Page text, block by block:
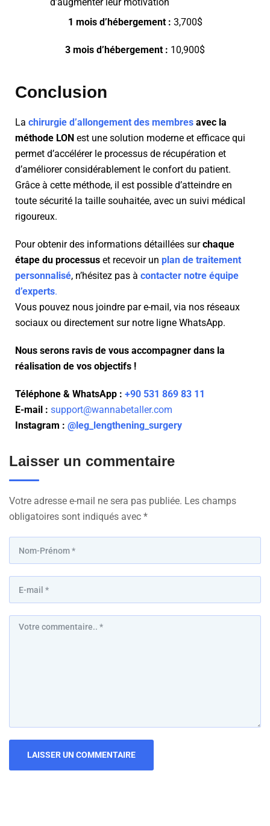
1 mois d’hébergement : 3,700$
3 mois d’hébergement : 10,900$
Conclusion
La chirurgie d’allongement des membres avec la
méthode LON est une solution moderne et efficace qui
permet d’accélérer le processus de récupération et
d’améliorer considérablement le confort du patient.
Grâce à cette méthode, il est possible d’atteindre en
toute sécurité la taille souhaitée, avec un suivi médical
rigoureux.
Pour obtenir des informations détaillées surchaque
étape du processus et recevoir un plan de traitement
personnalisé, n’hésitez pas à contacter notre équipe
d’experts.
Vous pouvez nous joindre par e-mail, via nos réseaux
sociaux ou directement sur notre ligne WhatsApp.
Nous serons ravis de vous accompagner dans la
réalisation de vos objectifs !
Téléphone & WhatsApp : +90 531 869 83 11
E-mail : support@wannabetaller.com
Instagram : @leg_lengthening_surgery
Laisser un commentaire
Votre adresse e-mail ne sera pas publiée. Les champs
obligatoires sont indiqués avec *